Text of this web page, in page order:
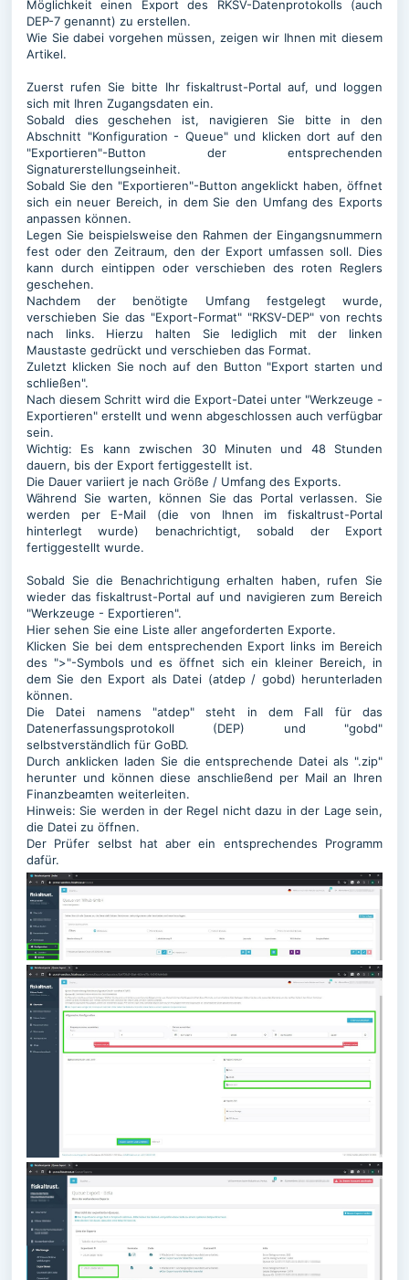
Möglichkeit einen Export des RKSV-Datenprotokolls (auch
DEP-7 genannt) zu erstellen.
Wie Sie dabei vorgehen müssen, zeigen wir Ihnen mit diesem
Artikel.
Zuerst rufen Sie bitte Ihr fiskaltrust-Portal auf, und loggen
sich mit Ihren Zugangsdaten ein.
Sobald dies geschehen ist, navigieren Sie bitte in den
Abschnitt "Konfiguration - Queue" und klicken dort auf den
"Exportieren"-Button der entsprechenden
Signaturerstellungseinheit.
Sobald Sie den "Exportieren"-Button angeklickt haben, öffnet
sich ein neuer Bereich, in dem Sie den Umfang des Exports
anpassen können.
Legen Sie beispielsweise den Rahmen der Eingangsnummern
fest oder den Zeitraum, den der Export umfassen soll. Dies
kann durch eintippen oder verschieben des roten Reglers
geschehen.
Nachdem der benötigte Umfang festgelegt wurde,
verschieben Sie das "Export-Format" "RKSV-DEP" von rechts
nach links. Hierzu halten Sie lediglich mit der linken
Maustaste gedrückt und verschieben das Format.
Zuletzt klicken Sie noch auf den Button "Export starten und
schließen".
Nach diesem Schritt wird die Export-Datei unter "Werkzeuge -
Exportieren" erstellt und wenn abgeschlossen auch verfügbar
sein.
Wichtig: Es kann zwischen 30 Minuten und 48 Stunden
dauern, bis der Export fertiggestellt ist.
Die Dauer variiert je nach Größe / Umfang des Exports.
Während Sie warten, können Sie das Portal verlassen. Sie
werden per E-Mail (die von Ihnen im fiskaltrust-Portal
hinterlegt wurde) benachrichtigt, sobald der Export
fertiggestellt wurde.
Sobald Sie die Benachrichtigung erhalten haben, rufen Sie
wieder das fiskaltrust-Portal auf und navigieren zum Bereich
"Werkzeuge - Exportieren".
Hier sehen Sie eine Liste aller angeforderten Exporte.
Klicken Sie bei dem entsprechenden Export links im Bereich
des ">"-Symbols und es öffnet sich ein kleiner Bereich, in
dem Sie den Export als Datei (atdep / gobd) herunterladen
können.
Die Datei namens "atdep" steht in dem Fall für das
Datenerfassungsprotokoll (DEP) und "gobd"
selbstverständlich für GoBD.
Durch anklicken laden Sie die entsprechende Datei als ".zip"
herunter und können diese anschließend per Mail an Ihren
Finanzbeamten weiterleiten.
Hinweis: Sie werden in der Regel nicht dazu in der Lage sein,
die Datei zu öffnen.
Der Prüfer selbst hat aber ein entsprechendes Programm
dafür.